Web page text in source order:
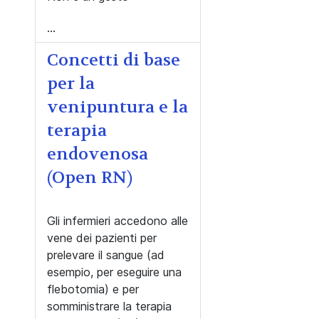
...
Concetti di base
per la
venipuntura e la
terapia
endovenosa
(Open RN)
Gli infermieri accedono alle
vene dei pazienti per
prelevare il sangue (ad
esempio, per eseguire una
flebotomia) e per
somministrare la terapia